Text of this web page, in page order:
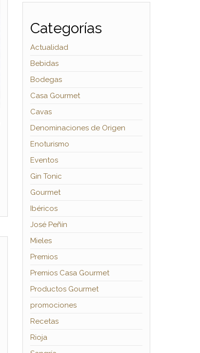
Categorías
Actualidad
Bebidas
Bodegas
Casa Gourmet
Cavas
Denominaciones de Origen
Enoturismo
Eventos
Gin Tonic
Gourmet
Ibéricos
José Peñín
Mieles
Premios
Premios Casa Gourmet
Productos Gourmet
promociones
Recetas
Rioja